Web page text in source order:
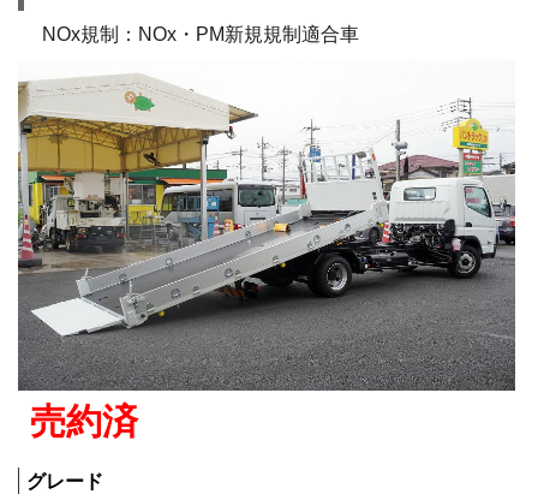
NOx規制：NOx・PM新規規制適合車
売約済
グレード